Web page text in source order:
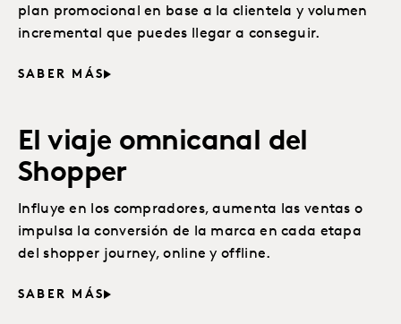
plan promocional en base a la clientela y volumen
incremental que puedes llegar a conseguir.
SABER MÁS
El viaje omnicanal del
Shopper
Influye en los compradores, aumenta las ventas o
impulsa la conversión de la marca en cada etapa
del shopper journey, online y offline.
SABER MÁS